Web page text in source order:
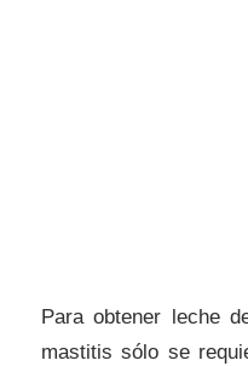
Para obtener leche
mastitis sólo se